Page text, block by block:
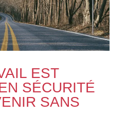
EST
SÉCURITÉ
SANS